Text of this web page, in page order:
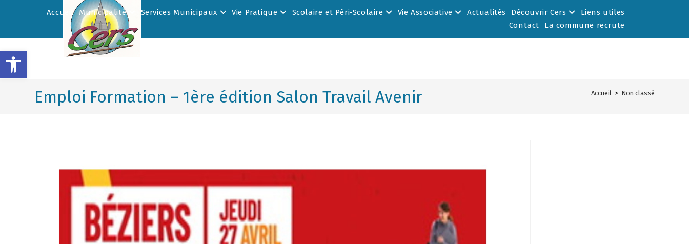
Accueil Municipalité Services Municipaux Vie Pratique Scolaire et Péri-Scolaire Vie Associative Actualités Découvrir Cers
Liens utiles
Contact
La commune recrute
Emploi Formation – 1ère édition Salon Travail Avenir Accueil > Non classé
Ouvrir la barre d’outils